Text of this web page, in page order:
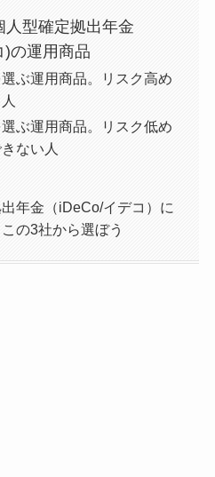
人型確定拠出年金
)の運用商品
ぶ運用商品。リスク高め
ぶ運用商品。リスク低め
ない人
年金（iDeCo/イデコ）に
の3社から選ぼう